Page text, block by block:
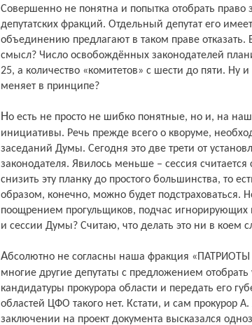
Совершенно не понятна и попытка отобрать право
депутатских фракций. Отдельный депутат его
объединению предлагают в таком праве отказать.
смысл? Число освобождённых законодателей
25, а количество «комитетов» с шести до пяти. Ну
меняет в принципе?
Но есть не просто не шибко понятные, но и, на наш взгляд, весьма опасные
инициативы. Речь прежде всего о кворуме,
заседаний Думы. Сегодня это две трети от
законодателя. Явилось меньше – сессия считается
снизить эту планку до простого большинства, то
образом, конечно, можно будет подстраховаться.
поощрением прогульщиков, подчас игнорирующих
и сессии Думы? Считаю, что делать это ни в коем
Абсолютно не согласны наша фракция «ПАТРИОТЫ РОССИИ» и, насколько я знаю,
многие другие депутаты с предложением
кандидатуры прокурора области и передать его
областей ЦФО такого нет. Кстати, и сам прокурор
заключении на проект документа высказался